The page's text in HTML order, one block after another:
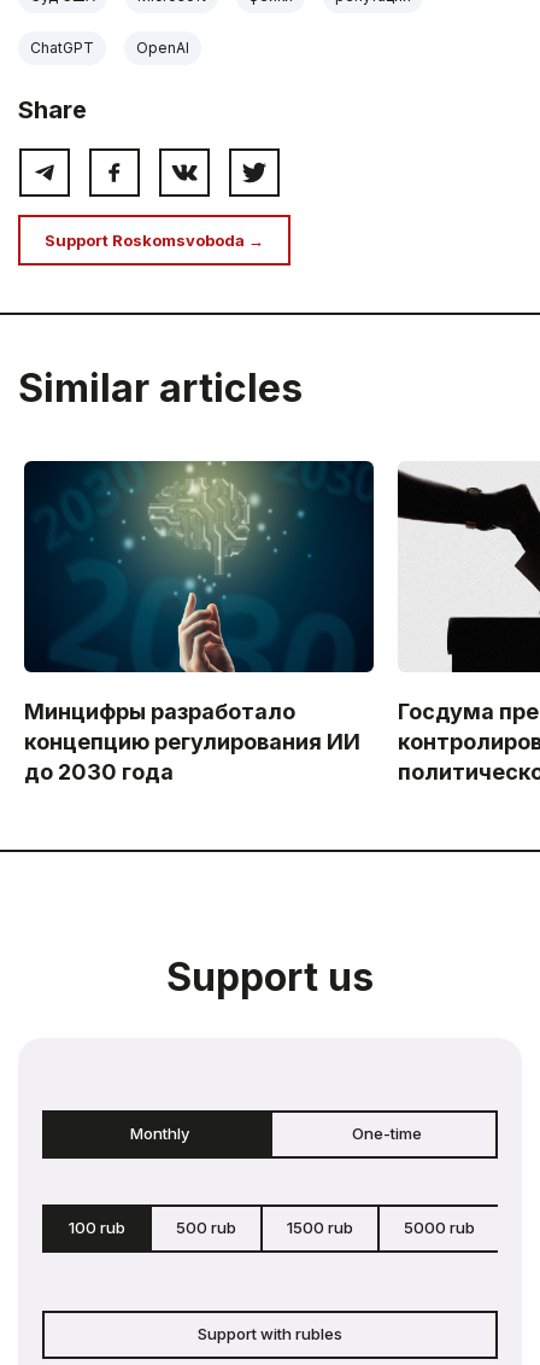
ChatGPT OpenAI
Share
Support Roskomsvoboda →
Similar articles
Минцифры разработало
концепцию регулирования ИИ
до 2030 года
Госдума
Support us
Monthly One-time
100 rub 500 rub 1500 rub 5000 rub
Support with rubles